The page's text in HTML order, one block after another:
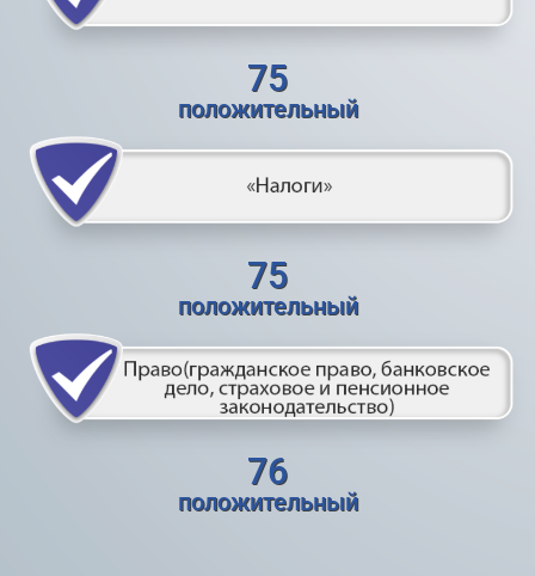
75
положительный
75
положительный
76
положительный